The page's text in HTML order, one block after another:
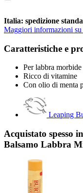
Italia: spedizione
Maggiori informazioni su
Caratteristiche e
Per labbra
Ricco di vitamine
Con olio di menta
Leaping
Acquistato spesso
Balsamo Labbra